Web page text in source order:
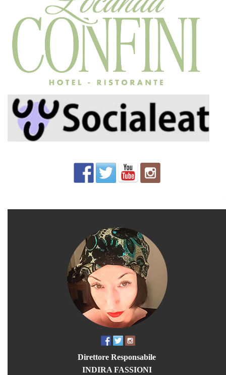
Direttore Responsabile
INDIRA FASSIONI